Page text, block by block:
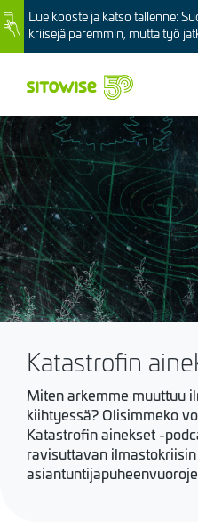
Skip
to
main
ImageLue kooste ja katso tallenne:
kriisejä paremmin, mutta työ
Kuva
Katastrofin
Miten arkemme muuttuu
kiihtyessä? Olisimmeko
Katastrofin ainekset -
ravisuttavan